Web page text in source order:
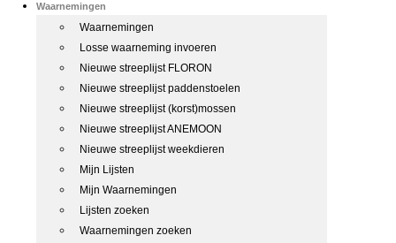
Waarnemingen
Waarnemingen
Losse waarneming invoeren
Nieuwe streeplijst FLORON
Nieuwe streeplijst paddenstoelen
Nieuwe streeplijst (korst)mossen
Nieuwe streeplijst ANEMOON
Nieuwe streeplijst weekdieren
Mijn Lijsten
Mijn Waarnemingen
Lijsten zoeken
Waarnemingen zoeken